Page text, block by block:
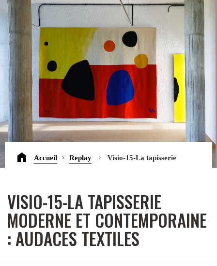
Accueil Replay Visio-15-La tapisserie
VISIO-15-LA TAPISSERIE
MODERNE ET CONTEMPORAINE
: AUDACES TEXTILES